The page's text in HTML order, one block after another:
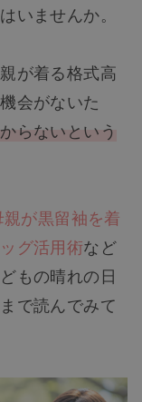
いませんか。
が着る格式高
会がないた
らないという
が黒留袖を着
グ活用術など
もの晴れの日
で読んでみて